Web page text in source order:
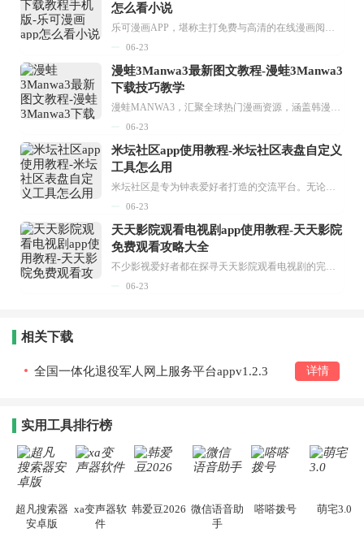
怎么看小说
乐可漫画APP，堪称主打免费与高清的在线漫画阅读神器。其官方版提供海量完整版漫画资源，无论是国内漫画，还是日漫、韩漫、台漫、美漫等国外漫画，应有尽有，随时供你阅读。只需轻点一下，便能直接进入阅读界面。不仅如此，乐可漫画最新版本更新速度极快，在这里，你总能抢先看到全网一手漫画章节内容！...
06-23
漫蛙3Manwa3最新图文教程-漫蛙3Manwa3
下载技巧教学
漫蛙MANWA3，汇聚全球热门漫画资源，涵盖韩漫、欧美漫画、国漫等多种类型，题材丰富多样，全方位满足用户阅读喜好。它不仅是阅读平台，更是创作平台，为广大用户打造零门槛创作环境。...
06-23
米坛社区app使用教程-米坛社区表盘自定义
工具怎么用
米坛社区是专为钟表爱好者打造的交流平台。无论你是初涉钟表领域的普通爱好者，还是拥有多年收藏经验的资深玩家，都能在此找到属于自己的天地。 无需注册，就能轻松参与其中。通过专业的讨论论坛与丰富的交互功能，你可与世界各地的钟表爱好者畅快交流。若你钟情于钟表，米坛社区无疑是值得一试的理想之选。在这里，你能获取最新的手表资讯，交流见解，提升鉴赏品味，让每一块手表都成为收藏故事中重要的一部分。感兴趣的朋友，不要错过下载机会。...
06-23
天天影院观看电视剧app使用教程-天天影院
免费观看攻略大全
不少影视爱好者都在探寻天天影院观看电视剧的完整方法，结合最新平台使用规则，本篇新手入门攻略全面讲解观看渠道、检索流程、播放设置以及画面模式调整等实用内容。全文适配手机、电脑等主流设备，步骤简洁易懂，无论是初次使用的新手，还是想要优化观影体验的用户，都能参照内容快速上手，熟练掌握平台各项操作技巧，轻松畅享影视内容。...
06-23
相关下载
全国一体化退役军人网上服务平台appv1.2.3 详情
实用工具排行榜
超凡搜索器
安卓版
xa变声器软
件
韩爱豆2026 微信语音助
手
嗒嗒拨号 萌宅3.0